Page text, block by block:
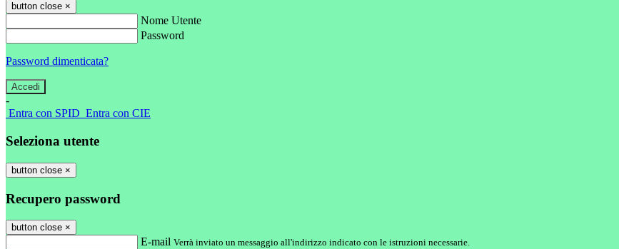
button close ×
Nome Utente
Password
Password dimenticata?
-
Entra con SPID Entra con CIE
Seleziona utente
button close ×
Recupero password
button close ×
E-mail Verrà inviato un messaggio all'indirizzo indicato con le istruzioni necessarie.